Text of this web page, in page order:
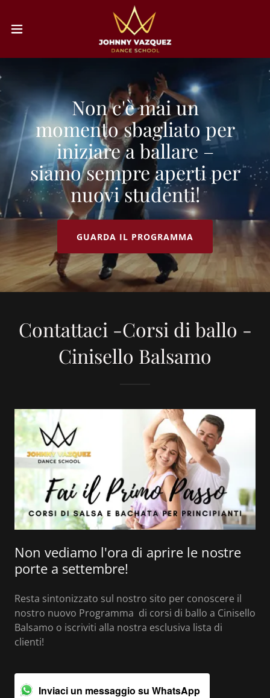
Non c'è mai un
momento sbagliato per
iniziare a ballare –
siamo sempre aperti per
nuovi studenti!
GUARDA IL PROGRAMMA
Contattaci -Corsi di ballo -
Cinisello Balsamo
Non vediamo l'ora di aprire le nostre
porte a settembre!
Resta sintonizzato sul nostro sito per conoscere il
nostro nuovo Programma di corsi di ballo a Cinisello
Balsamo o iscriviti alla nostra esclusiva lista di
clienti!
Inviaci un messaggio su WhatsApp